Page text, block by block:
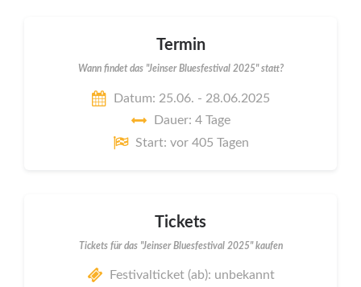
Termin
Wann findet das "Jeinser Bluesfestival 2025" statt?
Datum: 25.06. - 28.06.2025
Dauer: 4 Tage
Start: vor 405 Tagen
Tickets
Tickets für das "Jeinser Bluesfestival 2025" kaufen
Festivalticket (ab): unbekannt